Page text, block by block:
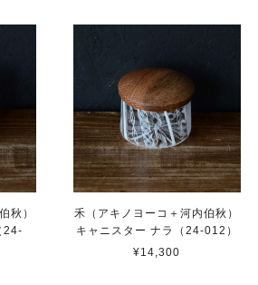
秋）
24-
禾（アキノヨーコ＋河内伯秋）
キャニスター ナラ（24-012）
¥14,300